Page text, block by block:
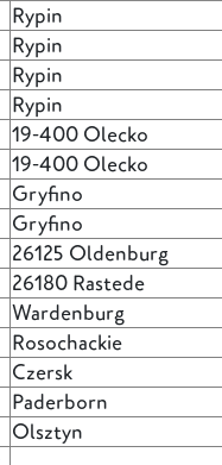
Rypin
Rypin
Rypin
Rypin
19-400 Olecko
19-400 Olecko
Gryfino
Gryfino
26125 Oldenburg
26180 Rastede
Wardenburg
Rosochackie
Czersk
Paderborn
Olsztyn